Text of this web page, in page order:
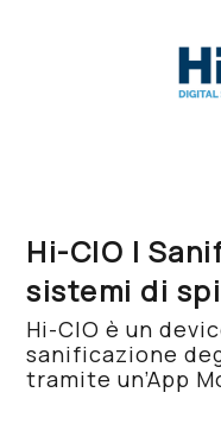
Hi-ClO |
sistemi di
Hi-ClO è un
sanificazione
tramite un’App